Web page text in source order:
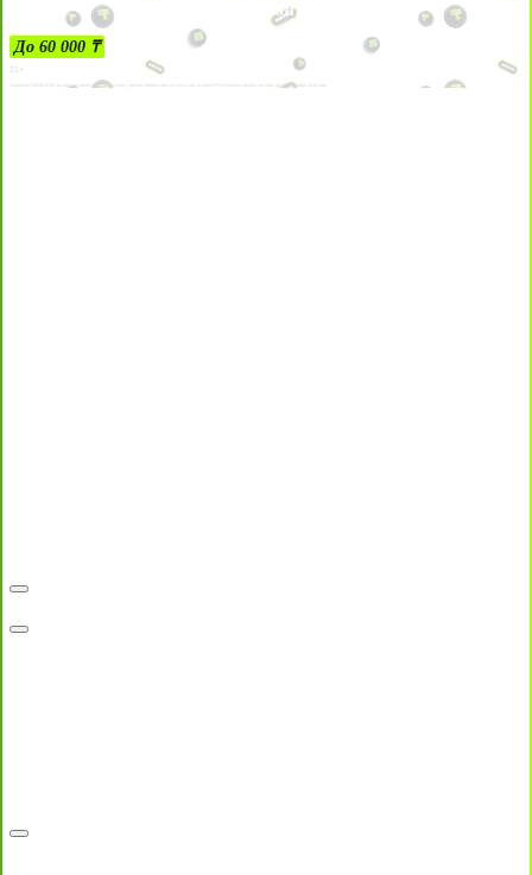
ЗА ДЕПОЗИТЫ
До 60 000 ₸
21+
Лицензии №24514359, выданной комитетом индустрии туризма Министерства культуры и спорта Республики Казахстан срок до 27 сентября 2034 года.